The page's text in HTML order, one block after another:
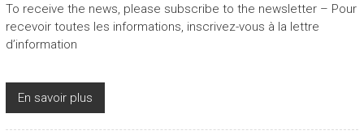
To receive the news, please subscribe to the newsletter – Pour
recevoir toutes les informations, inscrivez-vous à la lettre
d’information
En savoir plus